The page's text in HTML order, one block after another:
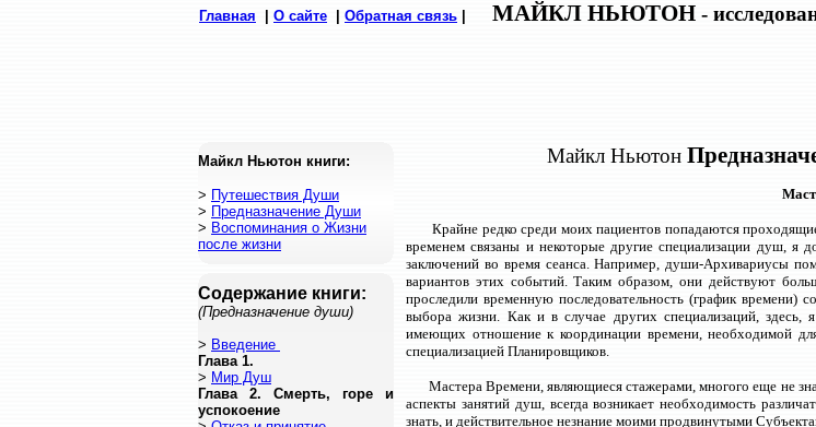
Крайне редко среди моих пациентов попадаются
временем связаны и некоторые другие специализации душ,
заключений во время сеанса. Например, души-Архивариусы
вариантов этих событий. Таким образом, они действуют
проследили временную последовательность (график времени)
выбора жизни. Как и в случае других специализаций, здесь,
имеющих отношение к координации времени, необходимой
специализацией Планировщиков.
Мастера Времени, являющиеся стажерами, многого еще не
аспекты занятий душ, всегда возникает необходимость
знать, и действительное незнание моими продвинутыми
Майкл Ньютон книги:
> Путешествия Души
> Предназначение Души
> Воспоминания о Жизни
после жизни
Главная О сайте Обратная связь МАЙКЛ НЬЮТОН -
Майкл Ньютон
Содержание книги:
(Предназначение души)
> Введение
Глава 1.
> Мир Душ
Глава 2. Смерть, горе и
успокоение